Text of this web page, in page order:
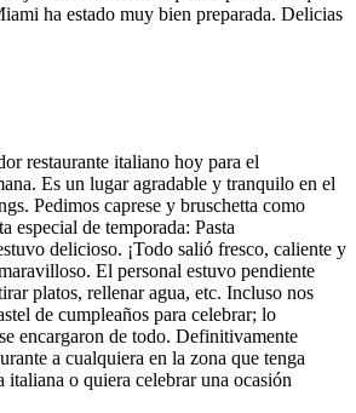
ha estado muy bien preparada. Delicias
restaurante italiano hoy para el
Es un lugar agradable y tranquilo en el
Pedimos caprese y bruschetta como
especial de temporada: Pasta
delicioso. ¡Todo salió fresco, caliente y
El personal estuvo pendiente
platos, rellenar agua, etc. Incluso nos
de cumpleaños para celebrar; lo
encargaron de todo. Definitivamente
a cualquiera en la zona que tenga
italiana o quiera celebrar una ocasión